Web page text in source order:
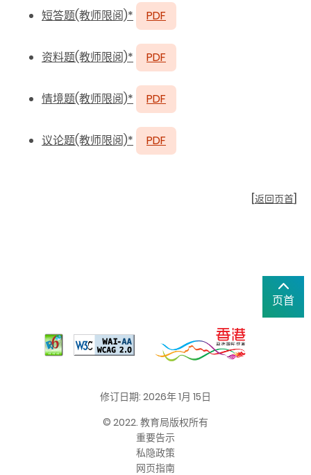
短答题(教师限阅)* PDF
资料题(教师限阅)* PDF
情境题(教师限阅)* PDF
议论题(教师限阅)* PDF
[返回页首]
页首
修订日期: 2026年 1月 15日
© 2022. 教育局版权所有
重要告示
私隐政策
网页指南